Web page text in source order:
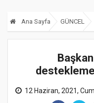
Ana Sayfa GÜNCEL
12 Haziran, 2021,